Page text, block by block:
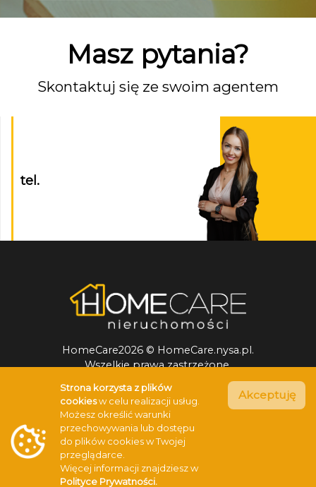
Masz pytania?
Skontaktuj się ze swoim agentem
tel.
HomeCare2026 © HomeCare.nysa.pl.
Wszelkie prawa zastrzeżone.
Realizacja
Akceptuję
Strona korzysta z plików
cookiesw celu realizacji usług.
Możesz określić warunki
przechowywania lub dostępu
do plików cookies w Twojej
przeglądarce.
Więcej informacji znajdziesz w
Polityce Prywatności.